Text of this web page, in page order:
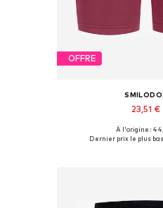
OFFRE
23,51 €
Tailles disponibles:
À l'origine :
Dernier prix le plus bas